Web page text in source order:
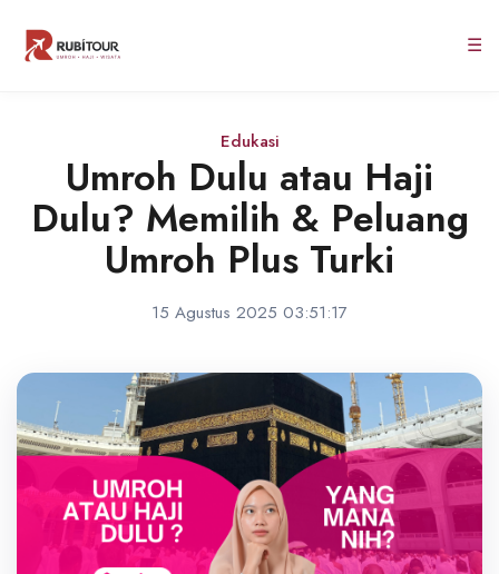
☰
Edukasi
Umroh Dulu atau Haji
Dulu? Memilih & Peluang
Umroh Plus Turki
15 Agustus 2025 03:51:17